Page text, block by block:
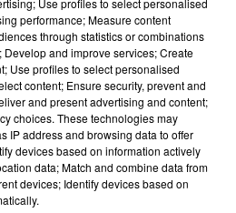
victoire de Chauray à
battu par Rochefort et
nul de son déplacement à
entre Gati Foot et Nouaillé
Brion qui évolue en D3.
Sarrieau, arbitre
de l’amicale des
Use profiles to select personalised
performance; Measure content
through statistics or combinations
Develop and improve services; Create
Use profiles to select personalised
content; Ensure security, prevent and
and present advertising and content;
choices. These technologies may
IP address and browsing data to offer
devices based on information actively
data; Match and combine data from
devices; Identify devices based on